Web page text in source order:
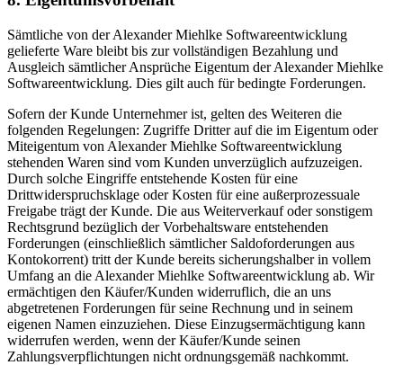
Sämtliche von der Alexander Miehlke Softwareentwicklung
gelieferte Ware bleibt bis zur vollständigen Bezahlung und
Ausgleich sämtlicher Ansprüche Eigentum der Alexander Miehlke
Softwareentwicklung. Dies gilt auch für bedingte Forderungen.
Sofern der Kunde Unternehmer ist, gelten des Weiteren die
folgenden Regelungen: Zugriffe Dritter auf die im Eigentum oder
Miteigentum von Alexander Miehlke Softwareentwicklung
stehenden Waren sind vom Kunden unverzüglich aufzuzeigen.
Durch solche Eingriffe entstehende Kosten für eine
Drittwiderspruchsklage oder Kosten für eine außerprozessuale
Freigabe trägt der Kunde. Die aus Weiterverkauf oder sonstigem
Rechtsgrund bezüglich der Vorbehaltsware entstehenden
Forderungen (einschließlich sämtlicher Saldoforderungen aus
Kontokorrent) tritt der Kunde bereits sicherungshalber in vollem
Umfang an die Alexander Miehlke Softwareentwicklung ab. Wir
ermächtigen den Käufer/Kunden widerruflich, die an uns
abgetretenen Forderungen für seine Rechnung und in seinem
eigenen Namen einzuziehen. Diese Einzugsermächtigung kann
widerrufen werden, wenn der Käufer/Kunde seinen
Zahlungsverpflichtungen nicht ordnungsgemäß nachkommt.